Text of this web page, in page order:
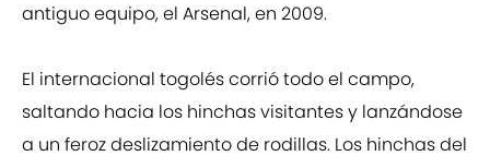
antiguo equipo, el Arsenal, en 2009.
El internacional togolés corrió todo el campo,
saltando hacia los hinchas visitantes y lanzándose
a un feroz deslizamiento de rodillas. Los hinchas del